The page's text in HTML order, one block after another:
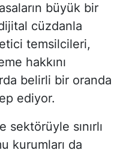
büyük bir
cüzdanla
temsilcileri,
hakkını
belirli bir oranda
ediyor.
sektörüyle sınırlı
kurumları da